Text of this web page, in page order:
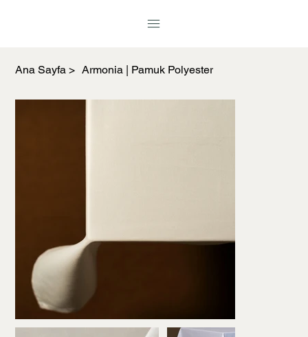
Ana Sayfa > Armonia | Pamuk Polyester